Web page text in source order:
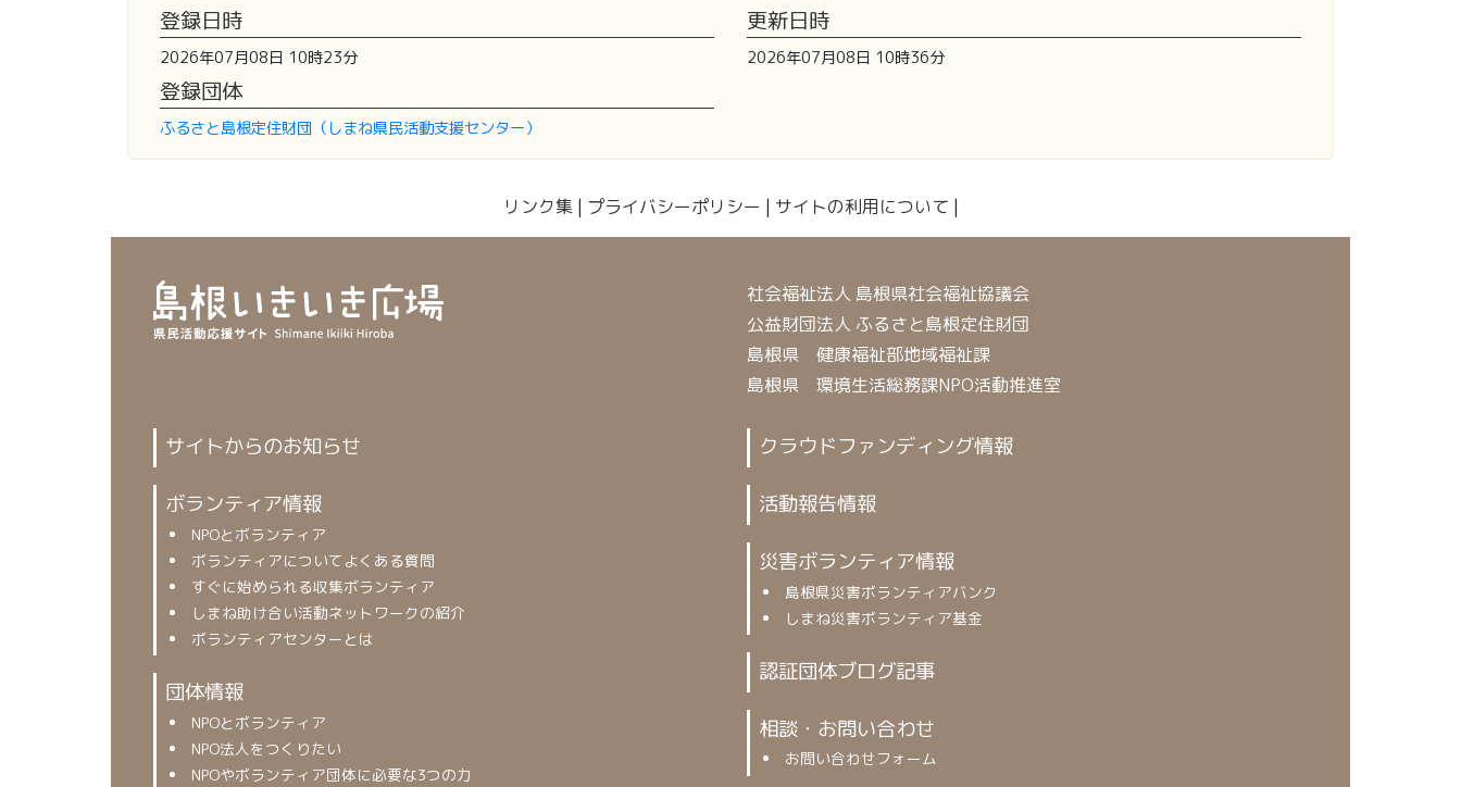
登録日時
2026年07月08日 10時23分
更新日時
2026年07月08日 10時36分
登録団体
ふるさと島根定住財団（しまね県民活動支援センター）
リンク集| プライバシーポリシー | サイトの利用について |
社会福祉法人 島根県社会福祉協議会
公益財団法人 ふるさと島根定住財団
島根県 健康福祉部地域福祉課
島根県 環境生活総務課NPO活動推進室
サイトからのお知らせ
ボランティア情報
NPOとボランティア
ボランティアについてよくある質問
すぐに始められる収集ボランティア
しまね助け合い活動ネットワークの紹介
ボランティアセンターとは
団体情報
NPOとボランティア
NPO法人をつくりたい
NPOやボランティア団体に必要な3つの力
クラウドファンディング情報
活動報告情報
災害ボランティア情報
島根県災害ボランティアバンク
しまね災害ボランティア基金
認証団体ブログ記事
相談・お問い合わせ
お問い合わせフォーム